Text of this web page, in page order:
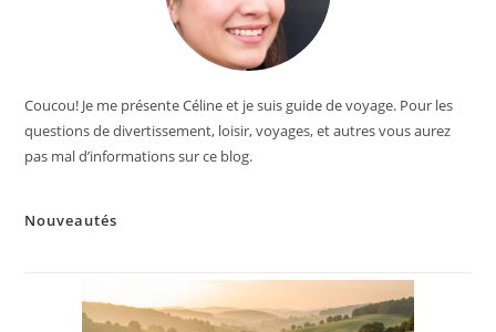
Coucou! Je me présente Céline et je suis guide de voyage. Pour les
questions de divertissement, loisir, voyages, et autres vous aurez
pas mal d’informations sur ce blog.
Nouveautés